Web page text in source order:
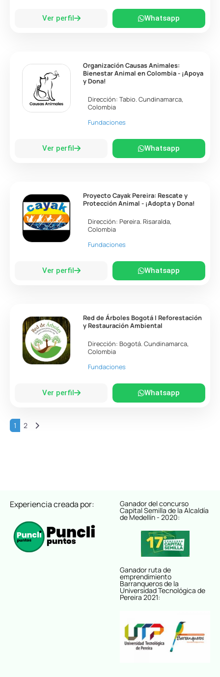
Ver perfil Whatsapp
Organización Causas Animales:
Bienestar Animal en Colombia - ¡Apoya
y Dona!
Dirección:Tabio.Cundinamarca,
Colombia
Fundaciones
Ver perfil Whatsapp
Proyecto Cayak Pereira: Rescate y
Protección Animal - ¡Adopta y Dona!
Dirección: Pereira. Risaralda,
Colombia
Fundaciones
Ver perfil Whatsapp
Red de Árboles Bogotá | Reforestación
y Restauración Ambiental
Dirección: Bogotá.Cundinamarca,
Colombia
Fundaciones
Ver perfil Whatsapp
1 2 Entradas anteriores
Experiencia creada por: Ganador del concurso
Capital Semilla de la Alcaldía
de Medellín - 2020:
Ganador ruta de
emprendimiento
Barranqueros de la
Universidad Tecnológica de
Pereira 2021: